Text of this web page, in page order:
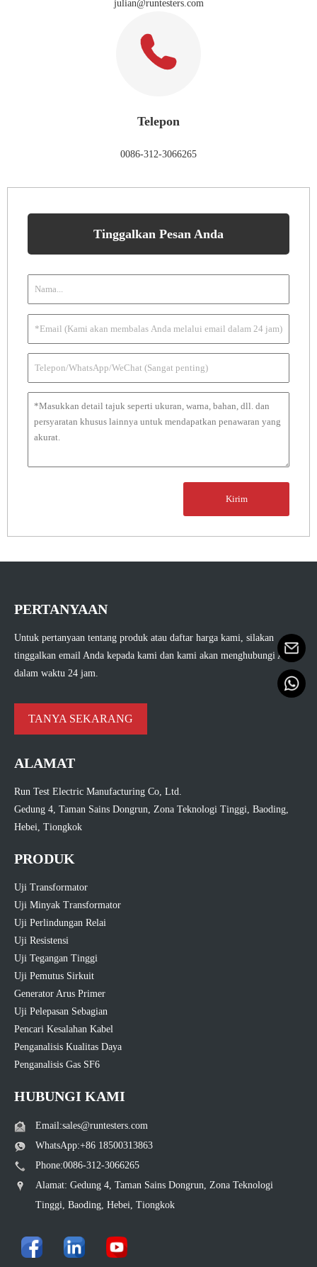
julian@runtesters.com
Telepon
0086-312-3066265
Tinggalkan Pesan Anda
Kirim
PERTANYAAN
Untuk pertanyaan tentang produk atau daftar harga kami, silakan
tinggalkan email Anda kepada kami dan kami akan menghubungi Anda
dalam waktu 24 jam.
TANYA SEKARANG
ALAMAT
Run Test Electric Manufacturing Co, Ltd.
Gedung 4, Taman Sains Dongrun, Zona Teknologi Tinggi, Baoding,
Hebei, Tiongkok
PRODUK
Uji Transformator
Uji Minyak Transformator
Uji Perlindungan Relai
Uji Resistensi
Uji Tegangan Tinggi
Uji Pemutus Sirkuit
Generator Arus Primer
Uji Pelepasan Sebagian
Pencari Kesalahan Kabel
Penganalisis Kualitas Daya
Penganalisis Gas SF6
HUBUNGI KAMI
Email:sales@runtesters.com
WhatsApp:+86 18500313863
Phone:0086-312-3066265
Alamat: Gedung 4, Taman Sains Dongrun, Zona Teknologi
Tinggi, Baoding, Hebei, Tiongkok